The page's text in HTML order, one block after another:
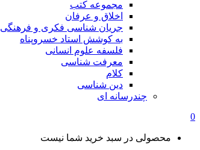
مجموعه کتب
اخلاق و عرفان
جریان شناسی فکری و فرهنگی
به کوشش استاد خسروپناه
فلسفه علوم انسانی
معرفت شناسی
کلام
دین شناسی
چندرسانه ای
0
محصولی در سبد خرید شما نیست